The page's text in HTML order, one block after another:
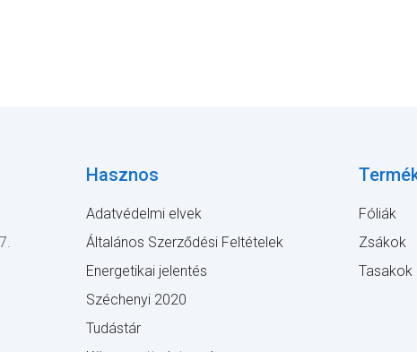
Hasznos
Adatvédelmi elvek
Általános Szerződési Feltételek
Energetikai jelentés
Széchenyi 2020
Tudástár
Fóliák
Zsákok
Tasakok